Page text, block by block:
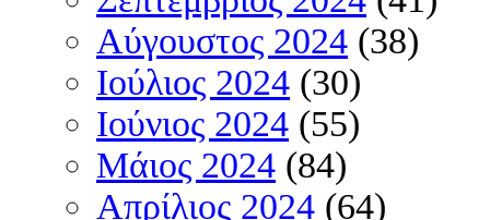
Αύγουστος 2024 (38)
Ιούλιος 2024 (30)
Ιούνιος 2024 (55)
Μάιος 2024 (84)
Απρίλιος 2024 (64)